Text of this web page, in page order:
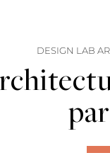
DESIGN LAB